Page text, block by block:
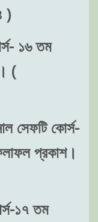
)
১৬ তম
(
সেফটি কোর্স-
প্রকাশ।
১৭ তম